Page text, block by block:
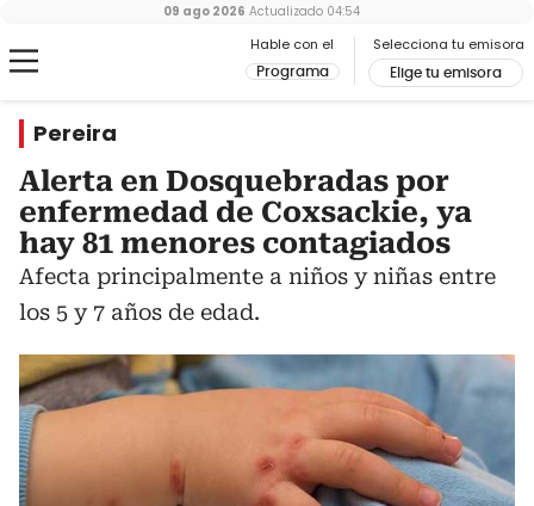
Hable con el
Programa
Selecciona tu emisora
Elige tu emisora
09 ago 2026 Actualizado 04:54
Pereira
Alerta en Dosquebradas por
enfermedad de Coxsackie, ya
hay 81 menores contagiados
Afecta principalmente a niños y niñas entre
los 5 y 7 años de edad.